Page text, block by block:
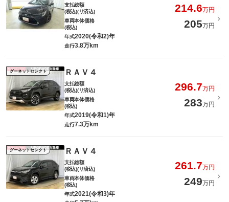
支払総額
(税込)(リ済込)
214.6万円
車両本体価格
(税込)
205万円
年式2020(令和2)年
走行3.8万km
グーネットセレクト ＲＡＶ４
支払総額
(税込)(リ済込)
296.7万円
車両本体価格
(税込)
283万円
年式2019(令和1)年
走行7.3万km
グーネットセレクト ＲＡＶ４
支払総額
(税込)(リ済込)
261.7万円
車両本体価格
(税込)
249万円
年式2021(令和3)年